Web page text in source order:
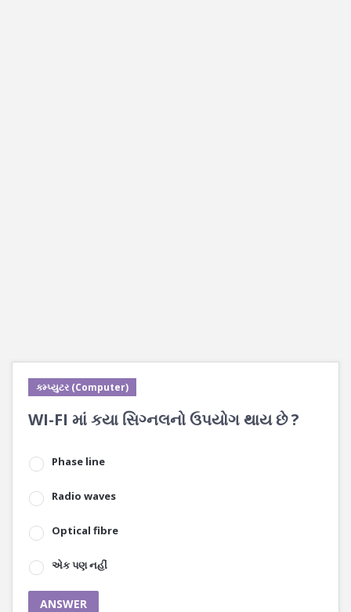
કમ્પ્યુટર (Computer)
WI-FI માં કયા સિગ્નલનો ઉપયોગ થાય છે ?
Phase line
Radio waves
Optical fibre
એક પણ નહીં
ANSWER